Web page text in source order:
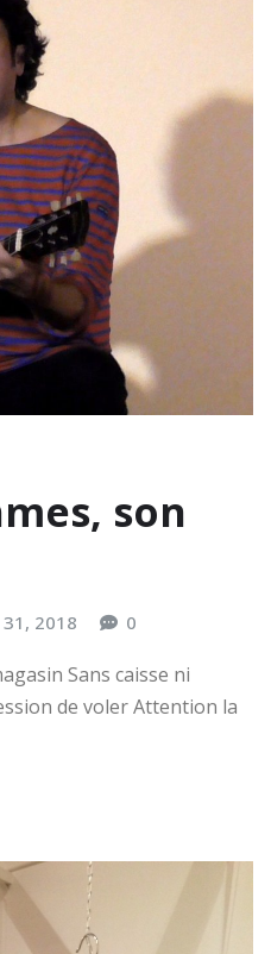
son
31, 2018 0
Sans caisse ni
de voler Attention la